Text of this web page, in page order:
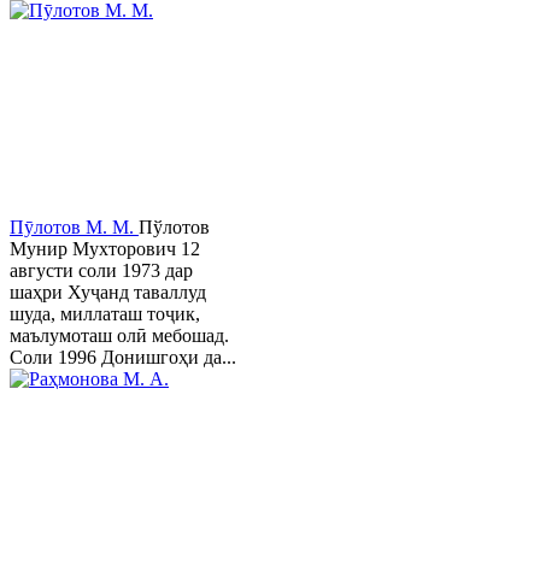
Пӯлотов М. М. Пўлотов
Мунир Мухторович 12
августи соли 1973 дар
шаҳри Хуҷанд таваллуд
шуда, миллаташ тоҷик,
маълумоташ олӣ мебошад.
Соли 1996 Донишгоҳи да...